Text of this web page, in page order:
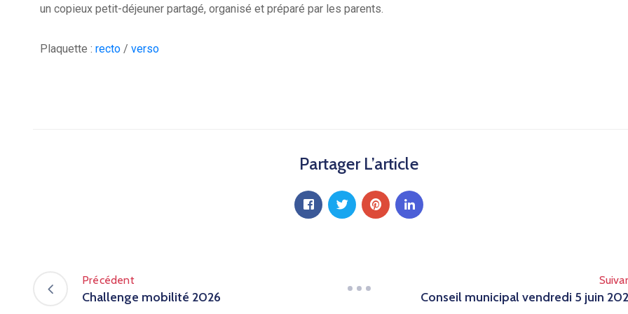
un copieux petit-déjeuner partagé, organisé et préparé par les parents.
Plaquette : recto / verso
Partager L’article
Précédent
Challenge mobilité 2026 Conseil municipal vendredi 5 juin